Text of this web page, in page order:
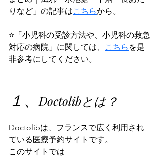
りなど」の記事はこちらから。
⭐️「小児科の受診方法や、小児科の救急
対応の病院」に関しては、
こちら を是
非参考にしてください。
１、Doctolibとは？
Doctolibは、フランスで広く利用され
ている医療予約サイトです。
このサイトでは